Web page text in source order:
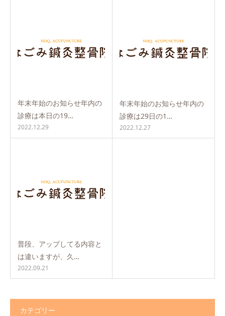
年末年始のお知らせ年内の
診療は本日の19…
2022.12.29
年末年始のお知らせ年内の
診療は29日の1…
2022.12.27
普段、アップしてる内容と
は違いますが、久…
2022.09.21
カテゴリー